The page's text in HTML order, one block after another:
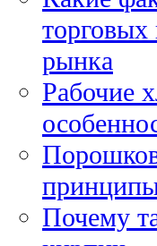
торговых
рынка
Рабочие
Почему